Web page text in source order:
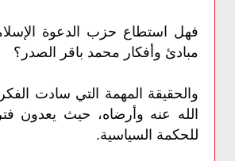
فهل استطاع حزب الدعوة
مبادئ وأفكار محمد باقر الصدر؟
والحقيقة المهمة التي سادت
الله عنه وأرضاه، حيث يعدون
للحكمة السياسية.